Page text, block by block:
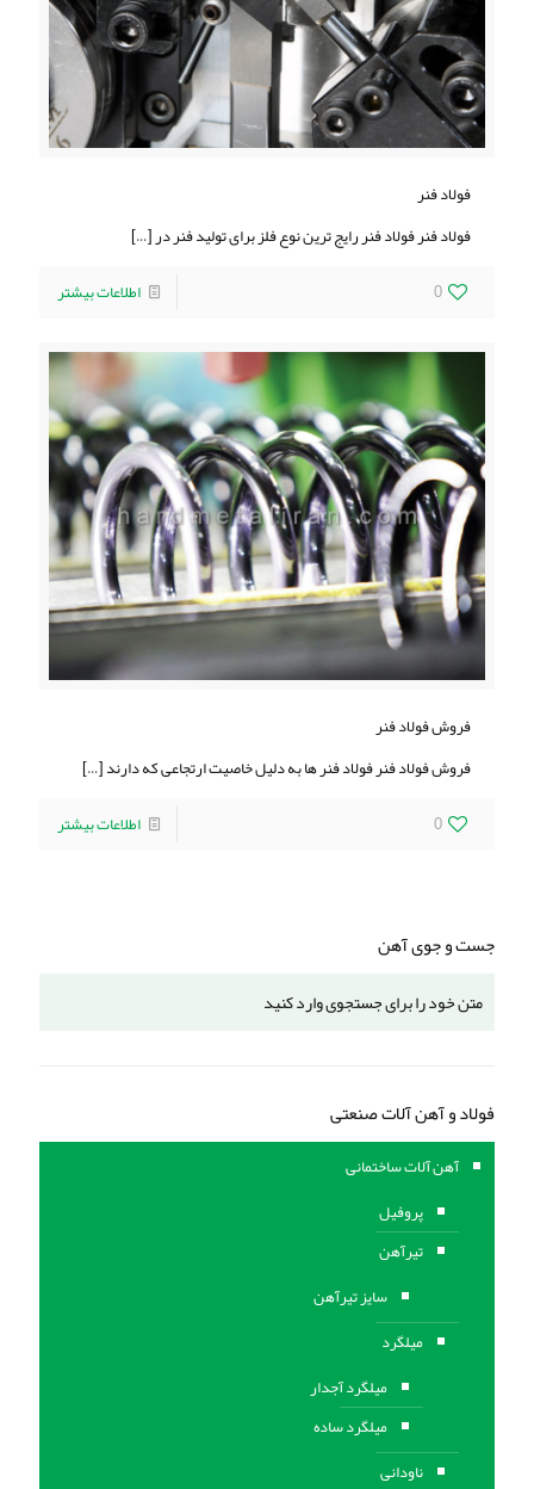
فولاد فنر
فولاد فنر فولاد فنر رایج ترین نوع فلز برای تولید فنر در[…]
0
اطلاعات بیشتر
فروش فولاد فنر
فروش فولاد فنر فولاد فنر ها به دلیل خاصیت ارتجاعی که دارند[…]
0
اطلاعات بیشتر
جست و جوی آهن
فولاد و آهن آلات صنعتی
آهن آلات ساختمانی
پروفیل
تیرآهن
سایز تیرآهن
میلگرد
میلگرد آجدار
میلگرد ساده
ناودانی